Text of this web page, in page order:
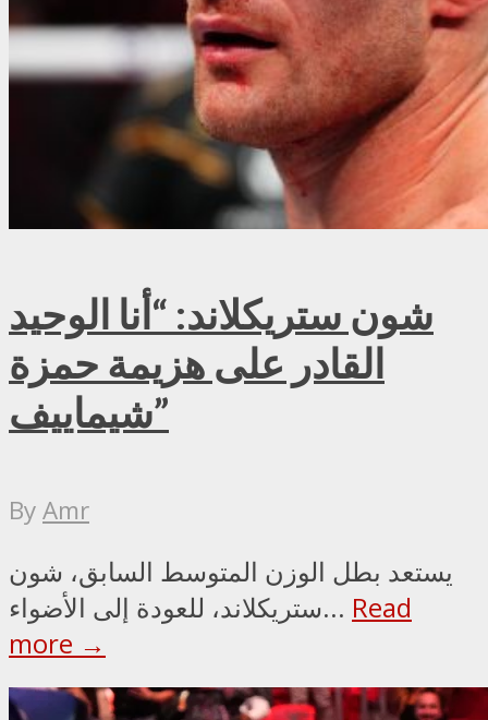
شون ستريكلاند: “أنا الوحيد
القادر على هزيمة حمزة
شيماييف”
ByAmr
يستعد بطل الوزن المتوسط السابق، شون
ستريكلاند، للعودة إلى الأضواء... Read
more →